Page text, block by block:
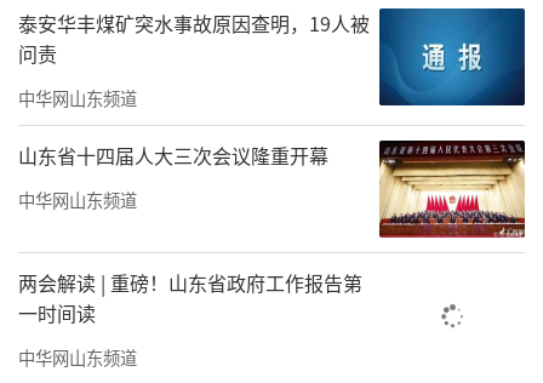
正掌握传统手工艺的人很少。”去年，她在哥
伦比亚莱瓦镇放飞一条30米长的中国龙风
筝，“一飞起来，全场就响起热烈的欢呼
声。”
泰安华丰煤矿突水事故原因查明，19人被
问责
中华网山东频道
山东省十四届人大三次会议隆重开幕
中华网山东频道
两会解读 | 重磅！山东省政府工作报告第
一时间读
中华网山东频道